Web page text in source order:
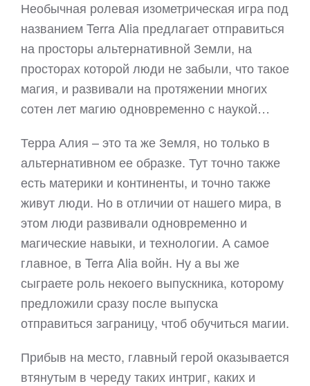
Необычная ролевая изометрическая игра под
названием Terra Alia предлагает отправиться
на просторы альтернативной Земли, на
просторах которой люди не забыли, что такое
магия, и развивали на протяжении многих
сотен лет магию одновременно с наукой…
Терра Алия – это та же Земля, но только в
альтернативном ее образке. Тут точно также
есть материки и континенты, и точно также
живут люди. Но в отличии от нашего мира, в
этом люди развивали одновременно и
магические навыки, и технологии. А самое
главное, в Terra Alia войн. Ну а вы же
сыграете роль некоего выпускника, которому
предложили сразу после выпуска
отправиться заграницу, чтоб обучиться магии.
Прибыв на место, главный герой оказывается
втянутым в череду таких интриг, каких и